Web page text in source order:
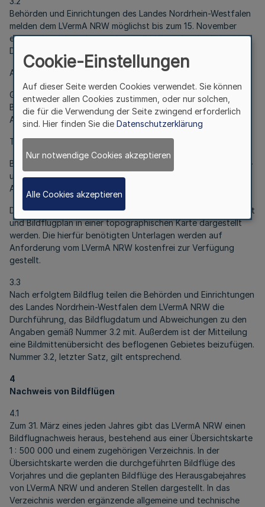
Behörden und Einrichtungen des Landes Nordrhein-Westfalen
melden dem LVermA NRW möglichst bis zum 15. November
eines jeden Jahres ihre geplanten Bildflüge für das Folgejahr.
Die Meldung soll folgende Angaben enthalten:
Allgemeine Angaben:
Gebietsbezeichung, Verwendungszweck, Aufnahmedatum.
Bildflugunternehmen, Art der Auswertung,
Auswerteunternehmen, Archivierungsort.
Technische Angaben:
Bildmaßstab, Bodenauflösung, Brennweite, Bildformat, Längs-
und Querüberdeckung,Spektralbereich, Aufnahmemedium,
Aufnahmegebiet, Bildflugplan.
Die Angaben sollen in Tabellenform gemacht, Aufnahmegebiet
und Bildflugplan in einer topographischen Karte dargestellt
werden. Die hierfür benötigten Unterlagen werden auf
Anforderung vom LVermA NRW kostenfrei zur Verfügung
gestellt.
3.3
Nach erfolgtem Bildflug teilen die Behörden und Einrichtungen
des Landes Nordrhein-Westfalen dem LVermA NRW die
Durchführung, das Bildflugdatum und Abweichungen zu den
Angaben gemäß Nummer 3.2 mit. Außerdem ist der Mitteilung
eine Bildmittenübersicht des beflogenen Gebietes beizufügen.
Nummer 3.2, letzter Satz, gilt entsprechend.
4
Nachweis von Bildflügen
4.1
Zum 31. März eines jeden Jahres gibt das LVermA NRW einen
Bildflugnachweis heraus, bestehend aus einer Übersichtskarte
1 : 500 000 und einem zugehörigen Verzeichnis. In der
Übersichtskarte werden die durchgeführten Bildflüge des
Vorjahres und die geplanten Bildflüge des Herausgabejahres
von LVermA NRW und anderen Stellen dargestellt. In das
Verzeichnis werden ergänzende allgemeine und technische
Cookie-Einstellungen
Auf dieser Seite werden Cookies verwendet. Sie können
entweder allen Cookies zustimmen, oder nur solchen,
die für die Verwendung der Seite zwingend erforderlich
sind. Hier finden Sie die Datenschutzerklärung
Nur notwendige Cookies akzeptieren
Alle Cookies akzeptieren